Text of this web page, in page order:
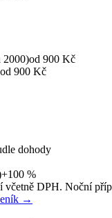
2000)od 900 Kč
od 900 Kč
dle dohody
+100 %
včetně DPH. Noční
→